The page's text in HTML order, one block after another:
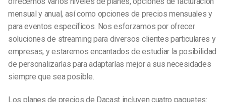
mensual y anual, así como opciones de precios mensuales y
para eventos específicos. Nos esforzamos por ofrecer
soluciones de streaming para diversos clientes particulares y
empresas, y estaremos encantados de estudiar la posibilidad
de personalizarlas para adaptarlas mejor a sus necesidades
siempre que sea posible.
Los planes de precios de Dacast incluyen cuatro paquetes: